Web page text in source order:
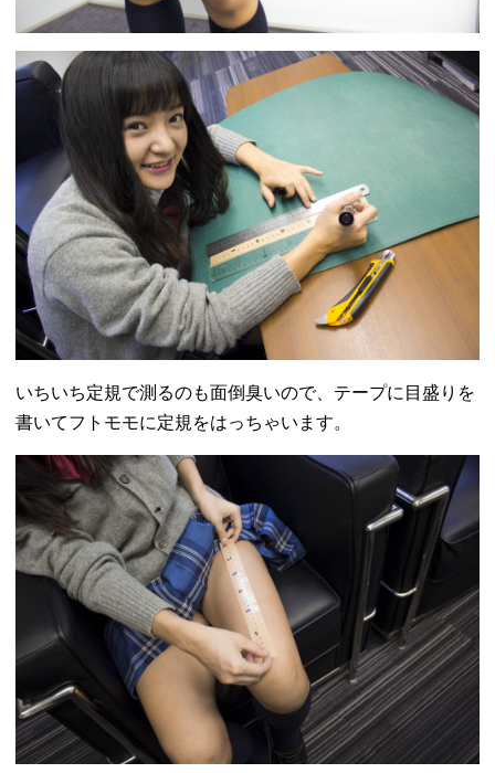
いちいち定規で測るのも面倒臭いので、テープに目盛りを
書いてフトモモに定規をはっちゃいます。